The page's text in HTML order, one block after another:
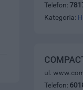
Telefon:
Kategoria:
ul.
Telefon: